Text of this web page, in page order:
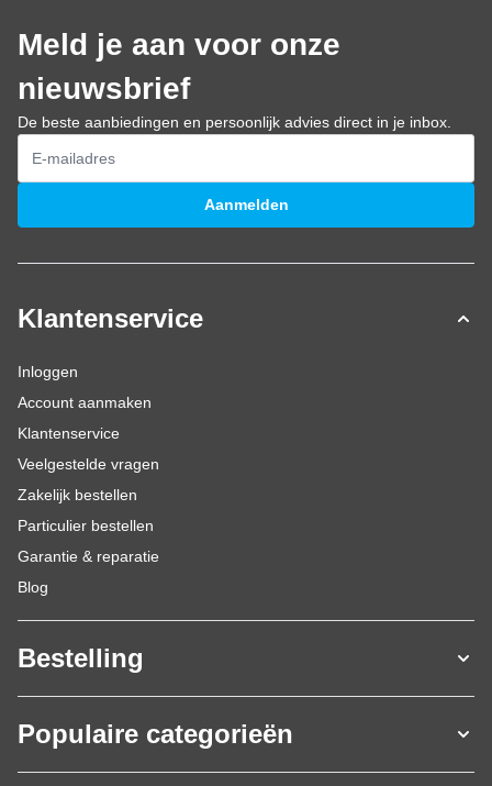
Meld je aan voor onze
nieuwsbrief
De beste aanbiedingen en persoonlijk advies direct in je inbox.
E-mailadres
Aanmelden
Klantenservice
Inloggen
Account aanmaken
Klantenservice
Veelgestelde vragen
Zakelijk bestellen
Particulier bestellen
Garantie & reparatie
Blog
Bestelling
Populaire categorieën